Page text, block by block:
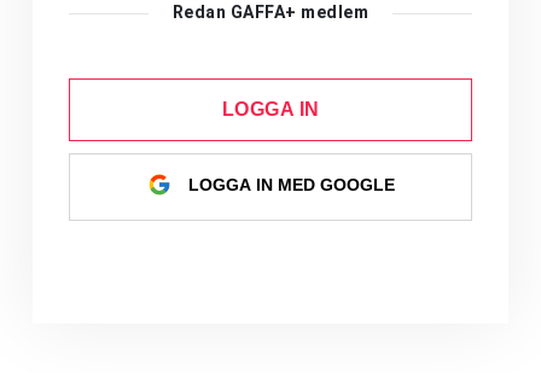
Redan GAFFA+ medlem
LOGGA IN
LOGGA IN MED GOOGLE